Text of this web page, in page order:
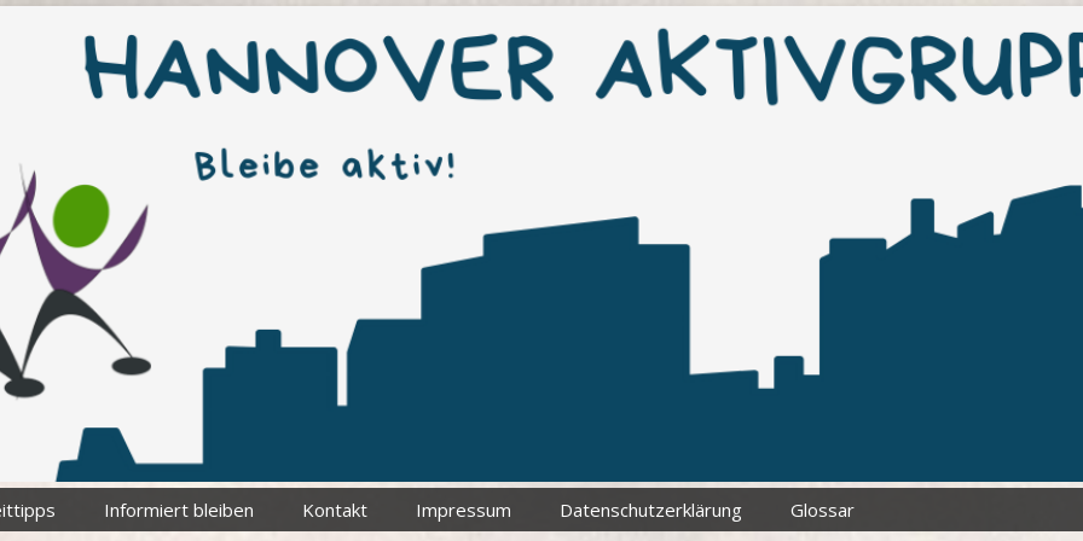
Informiert bleiben Kontakt Impressum Datenschutzerklärung Glossar